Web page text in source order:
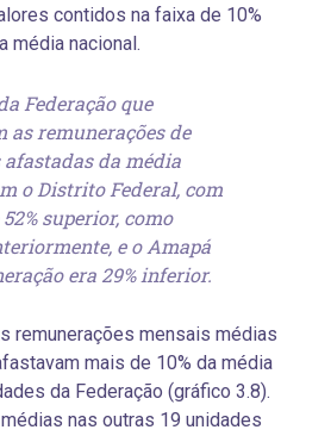
contidos na faixa de 10%
média nacional.
Federação que
as remunerações de
da média
o Distrito Federal, com
superior, como
e o Amapá
era 29% inferior.
remunerações mensais médias
mais de 10% da média
da Federação (gráfico 3.8).
nas outras 19 unidades